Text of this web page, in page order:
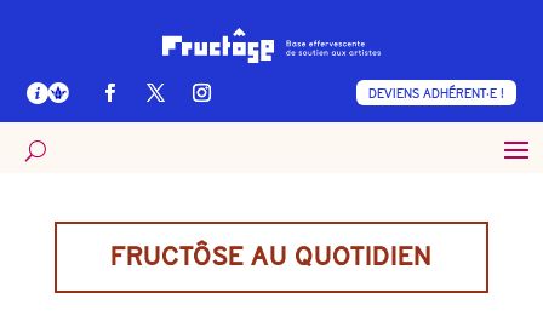
DEVIENS ADHÉRENT·E !
FRUCTÔSE AU QUOTIDIEN